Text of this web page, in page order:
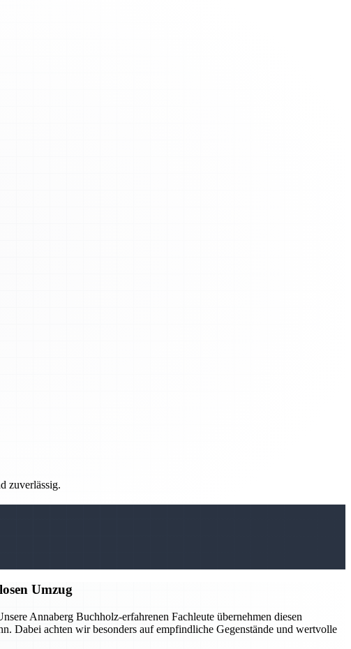
zuverlässig.
Umzug
Annaberg Buchholz-erfahrenen Fachleute übernehmen diesen
Dabei achten wir besonders auf empfindliche Gegenstände und wertvolle